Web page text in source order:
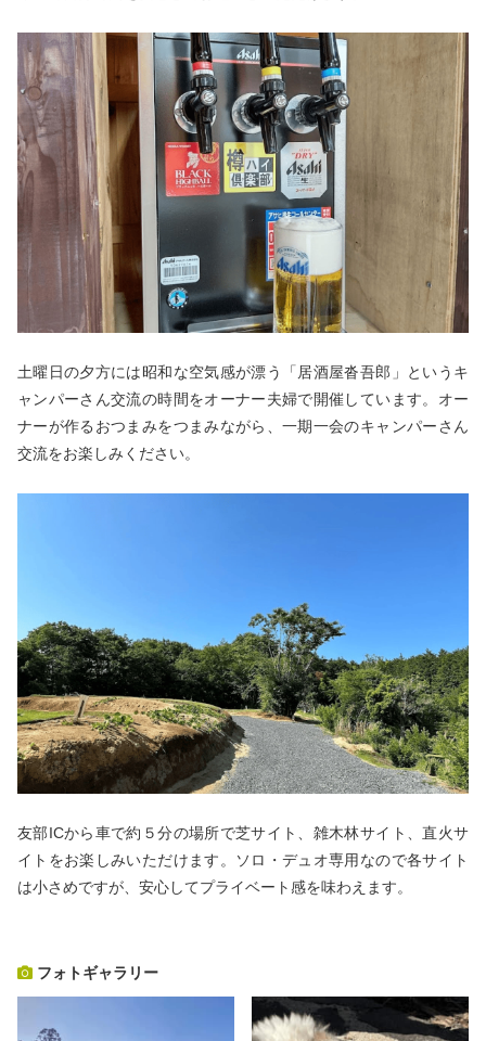
土曜日の夕方には昭和な空気感が漂う「居酒屋沓吾郎」というキ
ャンパーさん交流の時間をオーナー夫婦で開催しています。オー
ナーが作るおつまみをつまみながら、一期一会のキャンパーさん
交流をお楽しみください。
友部ICから車で約５分の場所で芝サイト、雑木林サイト、直火サ
イトをお楽しみいただけます。ソロ・デュオ専用なので各サイト
は小さめですが、安心してプライベート感を味わえます。
フォトギャラリー